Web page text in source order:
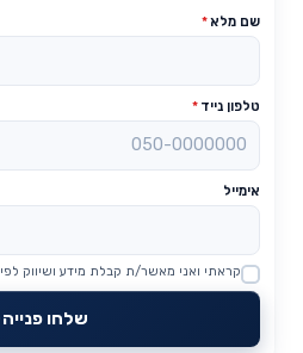
שם מלא*
טלפון נייד *
אימייל
Website
קראתי ואני מאשר/ת קבלת מידע ושיווק לפי
שלחו פנייה